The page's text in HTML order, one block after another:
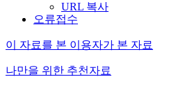
URL 복사
오류접수
이 자료를 본 이용자가 본 자료
나만을 위한 추천자료